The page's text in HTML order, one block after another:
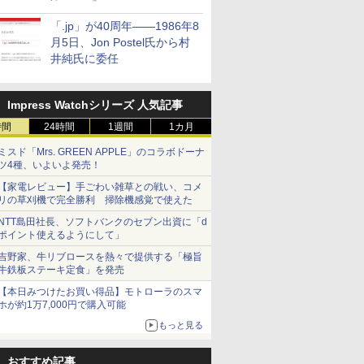
「.jp」が40周年――1986年8
月5日、Jon Postel氏から村
井純氏に委任
Impress Watchシリーズ 人気記事
24時間 1週間 1カ月
スド「Mrs. GREEN APPLE」のコラボドーナ
4種、いよいよ発売！
家電レビュー】手ごわい雑草との戦い、コメ
の草刈機で完全勝利 掃除機感覚で使えた
島田社長、ソフトバンクのセブン出資に「d
イント使えるようにして」
野家、牛リブロースを熱々で提供する「極旨
鉄板ステーキ定食」を発売
本日みつけたお買い得品】モトローラのスマ
が約1万7,000円で購入可能
もっと見る